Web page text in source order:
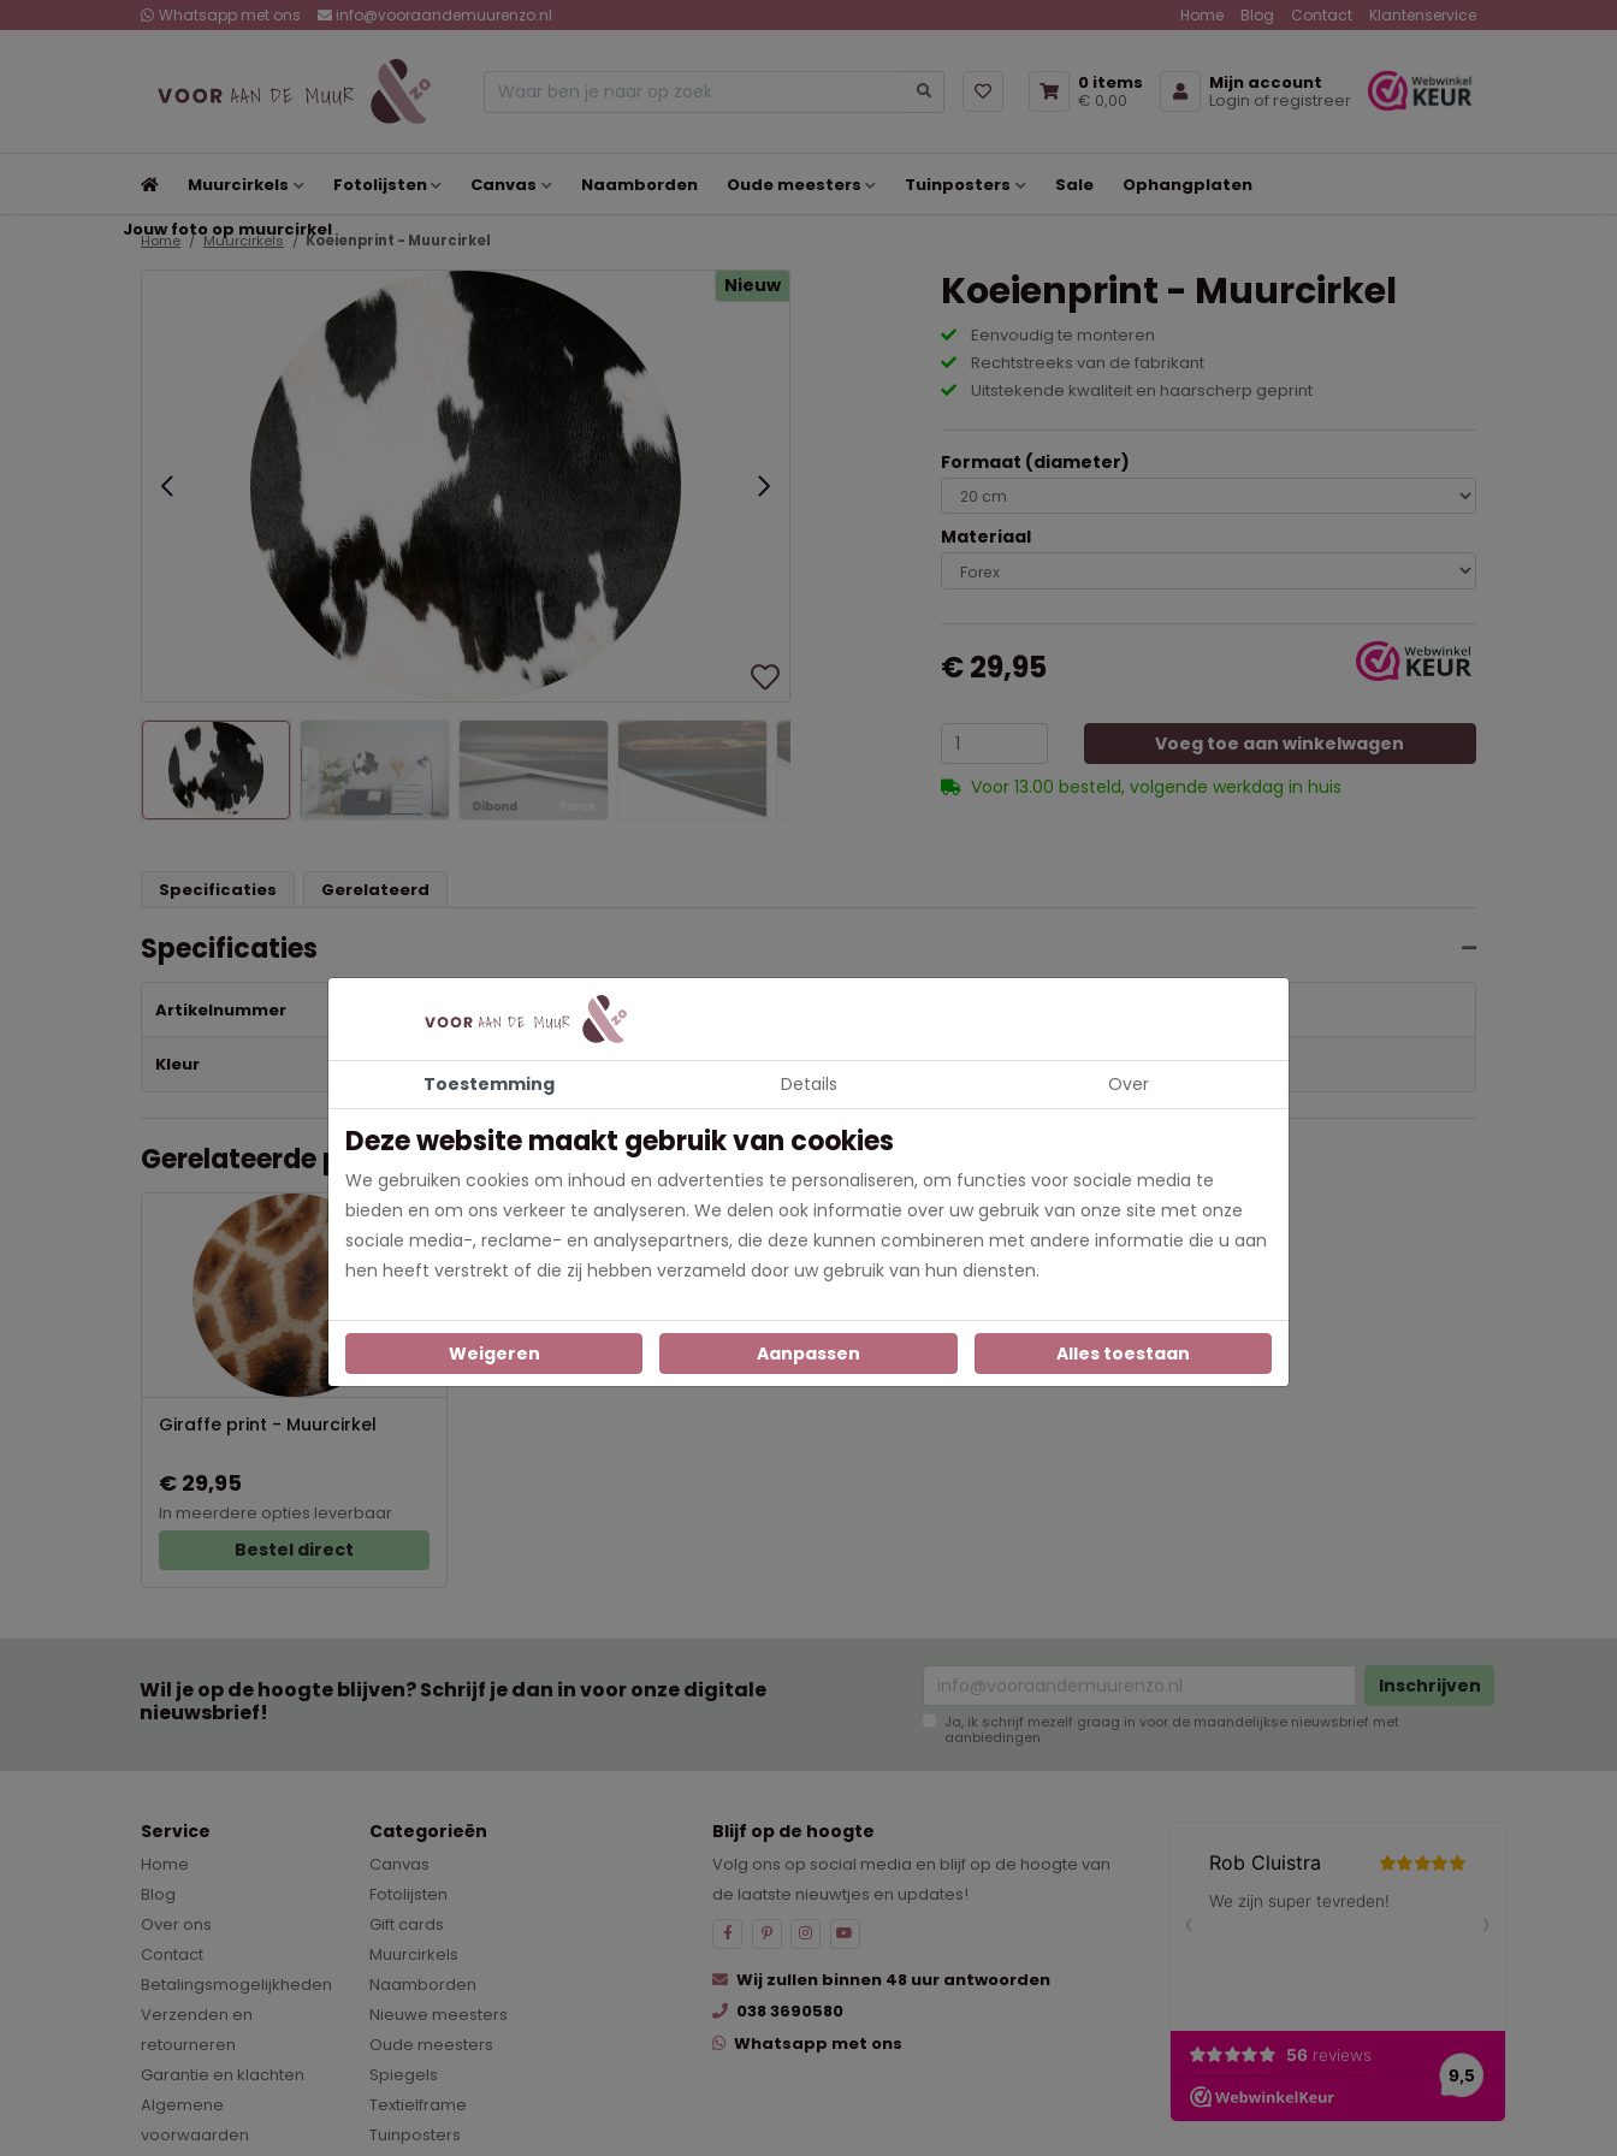
Whatsapp met ons info@vooraandemuurenzo.nl Home Blog Contact Klantenservice
0 items
€ 0,00
Mijn account
Login of registreer
Muurcirkels Fotolijsten Canvas Naamborden Oude meesters Tuinposters Sale
Ophangplaten
Jouw foto op muurcirkel
Home Muurcirkels Koeienprint - Muurcirkel
Koeienprint - Muurcirkel
Eenvoudig te monteren
Rechtstreeks van de fabrikant
Uitstekende kwaliteit en haarscherp geprint
Formaat (diameter)
Materiaal
€ 29,95
Voeg toe aan winkelwagen
Voor 13.00 besteld, volgende werkdag in huis
Nieuw
Specificaties Gerelateerd
Specificaties
Artikelnummer 6823
Kleur Wit, Zwart
Gerelateerde producten
Nieuw
Giraffe print - Muurcirkel
€ 29,95
In meerdere opties leverbaar
Bestel direct
Wil je op de hoogte blijven? Schrijf je dan in voor onze digitale
nieuwsbrief!
Inschrijven
Ja, ik schrijf mezelf graag in voor de maandelijkse nieuwsbrief met
aanbiedingen
Service
Home
Blog
Over ons
Contact
Betalingsmogelijkheden
Verzenden en
retourneren
Garantie en klachten
Algemene
voorwaarden
Categorieën
Canvas
Fotolijsten
Gift cards
Muurcirkels
Naamborden
Nieuwe meesters
Oude meesters
Spiegels
Textielframe
Tuinposters
Blijf op de hoogte
Volg ons op social media en blijf op de hoogte van
de laatste nieuwtjes en updates!
Wij zullen binnen 48 uur antwoorden
038 3690580
Whatsapp met ons
Toestemming Details Over
Deze website maakt gebruik van cookies
We gebruiken cookies om inhoud en advertenties te personaliseren, om functies voor sociale media te
bieden en om ons verkeer te analyseren. We delen ook informatie over uw gebruik van onze site met onze
sociale media-, reclame- en analysepartners, die deze kunnen combineren met andere informatie die u aan
hen heeft verstrekt of die zij hebben verzameld door uw gebruik van hun diensten.
Weigeren Aanpassen Alles toestaan